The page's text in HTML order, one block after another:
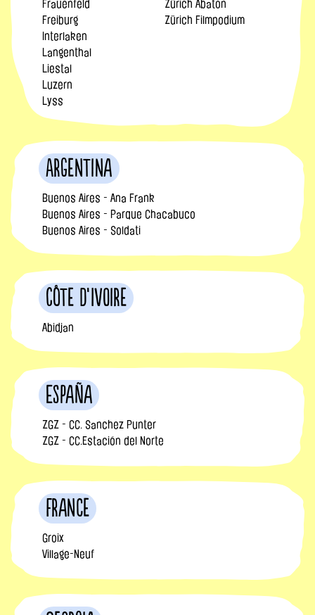
Frauenfeld
Freiburg
Interlaken
Langenthal
Liestal
Luzern
Lyss
Zürich Abaton
Zürich Filmpodium
Argentina
Buenos Aires - Ana Frank
Buenos Aires - Parque Chacabuco
Buenos Aires - Soldati
Côte d’Ivoire
Abidjan
España
ZGZ - CC. Sanchez Punter
ZGZ - CC.Estación del Norte
France
Groix
Village-Neuf